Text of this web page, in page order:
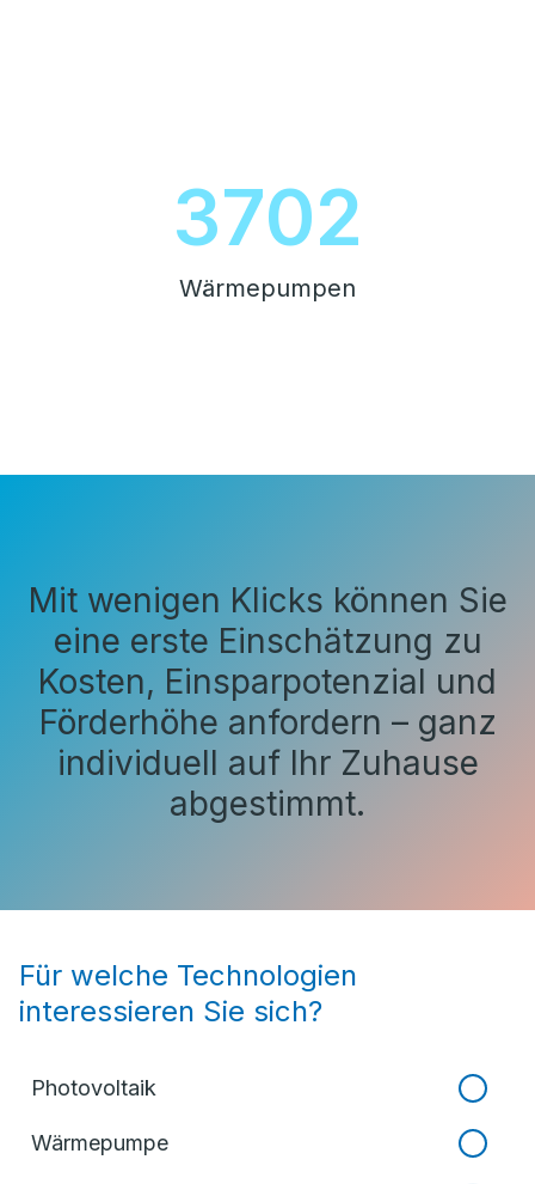
4200
Wärmepumpen
Mit wenigen Klicks können Sie
eine erste Einschätzung zu
Kosten, Einsparpotenzial und
Förderhöhe anfordern – ganz
individuell auf Ihr Zuhause
abgestimmt.
Für welche Technologien
interessieren Sie sich?
Photovoltaik
Wärmepumpe